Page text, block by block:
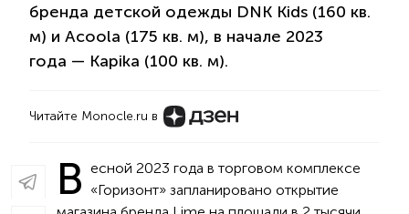
бренда детской одежды DNK Kids (160 кв.
м) и Acoola (175 кв. м), в начале 2023
года — Kapika (100 кв. м).
Читайте Monocle.ru в
В есной 2023 года в торговом комплексе
«Горизонт» запланировано открытие